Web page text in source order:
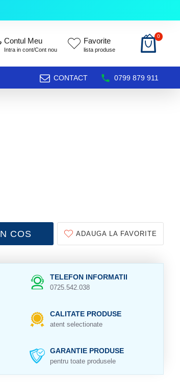
Contul Meu
Intra in cont/Cont nou
Favorite
lista produse
0
CONTACT 0799 879 911
COS ADAUGA LA FAVORITE
TELEFON INFORMATII
0725.542.038
CALITATE PRODUSE
atent selectionate
GARANTIE PRODUSE
pentru toate produsele